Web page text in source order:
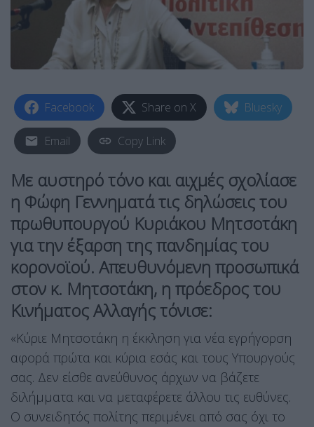
Facebook Share on X Bluesky
Email Copy Link
Με αυστηρό τόνο και αιχμές σχολίασε
η Φώφη Γεννηματά τις δηλώσεις του
πρωθυπουργού Κυριάκου Μητσοτάκη
για την έξαρση της πανδημίας του
κορονοϊού. Απευθυνόμενη προσωπικά
στον κ. Μητσοτάκη, η πρόεδρος του
Κινήματος Αλλαγής τόνισε:
«Κύριε Μητσοτάκη η έκκληση για νέα εγρήγορση
αφορά πρώτα και κύρια εσάς και τους Υπουργούς
σας. Δεν είσθε ανεύθυνος άρχων να βάζετε
διλήμματα και να μεταφέρετε άλλου τις ευθύνες.
Ο συνειδητός πολίτης περιμένει από σας όχι το